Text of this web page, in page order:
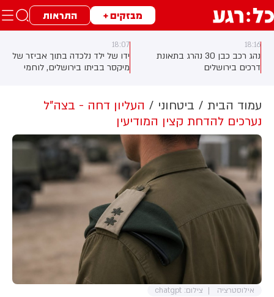
מבזקים + התראות
18:16
נהג רכב כבן 30 נהרג בתאונת
דרכים בירושלים
18:07
ידו של ילד נלכדה בתוך אביזר של
מיקסר בביתו בירושלים, לוחמי
עמוד הבית ביטחוני
העליון דחה - בצה"ל
נערכים להדחת קצין המודיעין
אילוסטרציה צילום: chatgpt